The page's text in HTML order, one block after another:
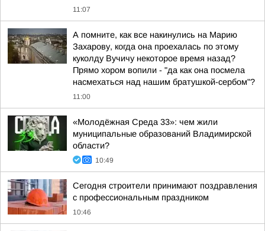
11:07
А помните, как все накинулись на Марию
Захарову, когда она проехалась по этому
куколду Вучичу некоторое время назад?
Прямо хором вопили - "да как она посмела
насмехаться над нашим братушкой-сербом"?
11:00
«Молодёжная Среда 33»: чем жили
муниципальные образований Владимирской
области?
10:49
Сегодня строители принимают поздравления
с профессиональным праздником
10:46